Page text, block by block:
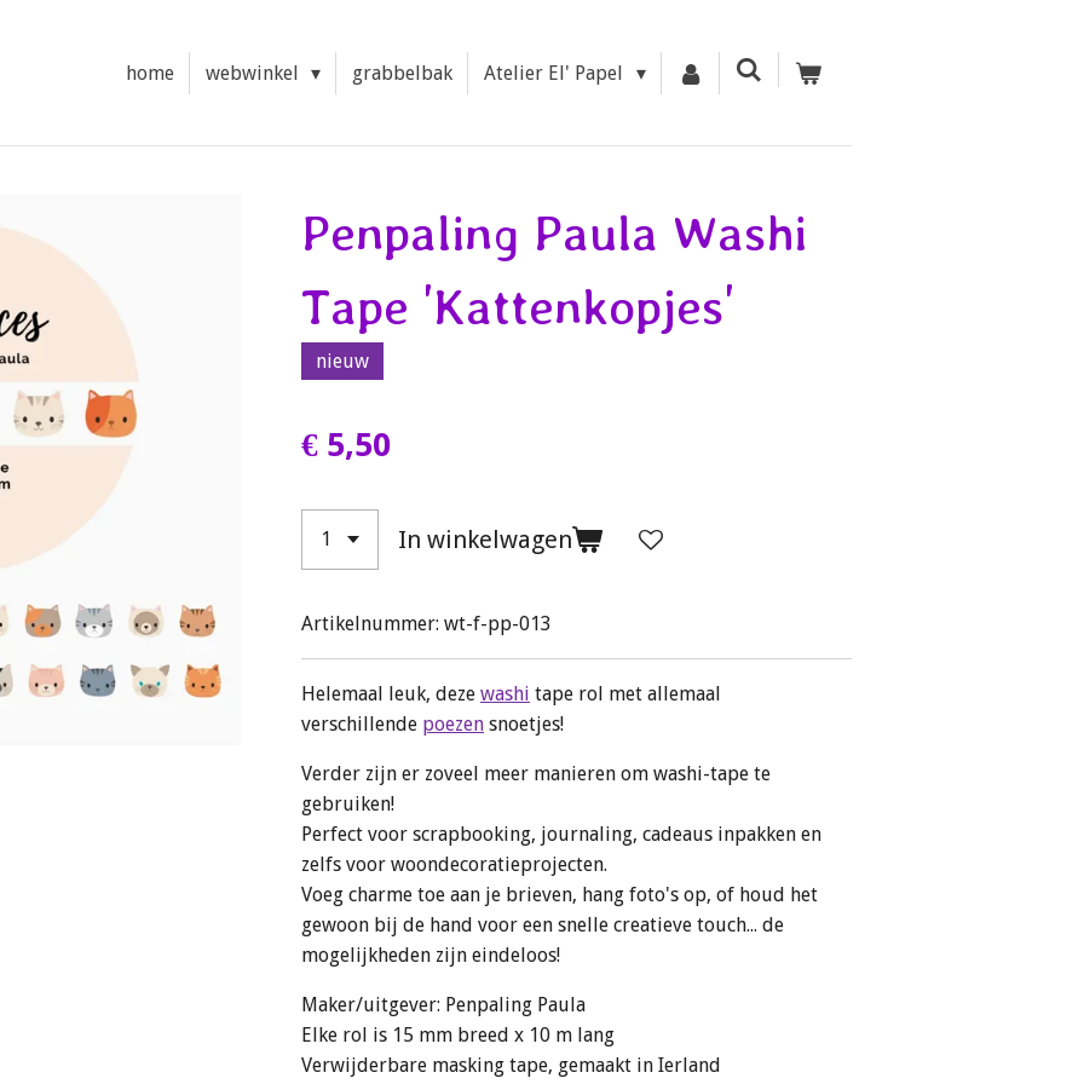
home webwinkel grabbelbak Atelier El' Papel
Penpaling Paula Washi
Tape 'Kattenkopjes'
nieuw
€ 5,50
In winkelwagen
Artikelnummer: wt-f-pp-013
Helemaal leuk, deze washi tape rol met allemaal
verschillende poezen snoetjes!
Verder zijn er zoveel meer manieren om washi-tape te
gebruiken!
Perfect voor scrapbooking, journaling, cadeaus inpakken en
zelfs voor woondecoratieprojecten.
Voeg charme toe aan je brieven, hang foto's op, of houd het
gewoon bij de hand voor een snelle creatieve touch... de
mogelijkheden zijn eindeloos!
Maker/uitgever: Penpaling Paula
Elke rol is 15 mm breed x 10 m lang
Verwijderbare masking tape, gemaakt in Ierland